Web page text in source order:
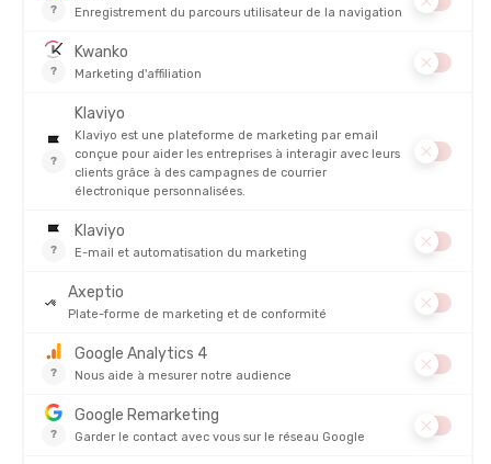
DISCIPLINE :Alpinisme
RENFORTS GENOUX :
IMPERMÉABILITÉ
RESPIRABILITÉ
À QUI S'ADRESSE LE PANTALON TRIOLET ALPINE PANTS
COMMENT SITUER LE PANTALON TRIOLET ALPINE DANS
VOTRE CHOIX ?
NOTRE AVIS SUR LE PANTALON TRIOLET ALPINE
PATAGONIA
FOIRE AUX QUESTIONS
DÉTAILS